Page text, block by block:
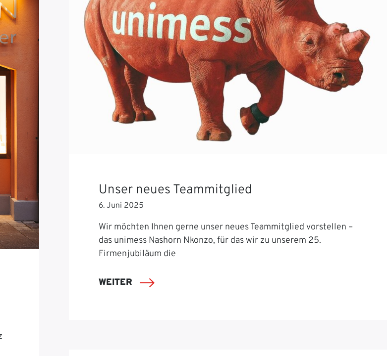
Unser neues Teammitglied
6. Juni 2025
Wir möchten Ihnen gerne unser neues Teammitglied vorstellen –
das unimess Nashorn Nkonzo, für das wir zu unserem 25.
Firmenjubiläum die
WEITER